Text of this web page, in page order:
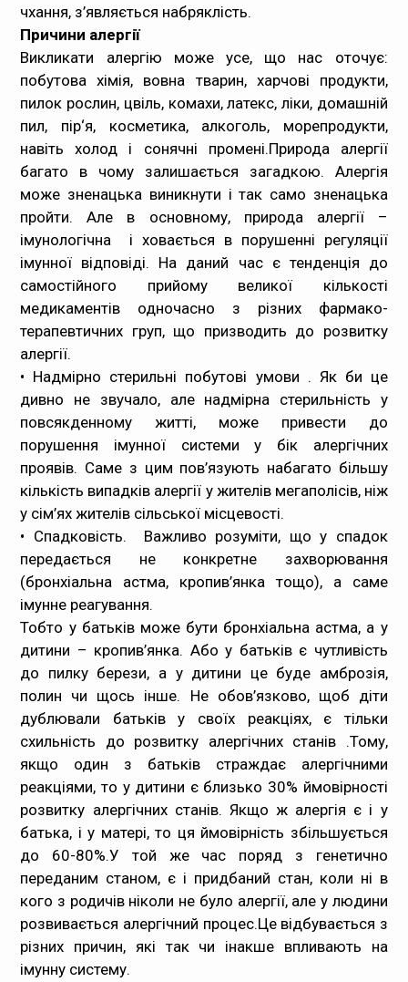
чхання, з’являється набряклість.
Причини алергії
Викликати алергію може усе, що нас оточує:
побутова хімія, вовна тварин, харчові продукти,
пилок рослин, цвіль, комахи, латекс, ліки, домашній
пил, пір‘я, косметика, алкоголь, морепродукти,
навіть холод і сонячні промені.Природа алергії
багато в чому залишається загадкою. Алергія
може зненацька виникнути і так само зненацька
пройти. Але в основному, природа алергії –
імунологічна і ховається в порушенні регуляції
імунної відповіді. На даний час є тенденція до
самостійного прийому великої кількості
медикаментів одночасно з різних фармако-
терапевтичних груп, що призводить до розвитку
алергії.
• Надмірно стерильні побутові умови . Як би це
дивно не звучало, але надмірна стерильність у
повсякденному житті, може привести до
порушення імунної системи у бік алергічних
проявів. Саме з цим пов’язують набагато більшу
кількість випадків алергії у жителів мегаполісів, ніж
у сім’ях жителів сільської місцевості.
• Спадковість. Важливо розуміти, що у спадок
передається не конкретне захворювання
(бронхіальна астма, кропив’янка тощо), а саме
імунне реагування.
Тобто у батьків може бути бронхіальна астма, а у
дитини – кропив’янка. Або у батьків є чутливість
до пилку берези, а у дитини це буде амброзія,
полин чи щось інше. Не обов’язково, щоб діти
дублювали батьків у своїх реакціях, є тільки
схильність до розвитку алергічних станів .Тому,
якщо один з батьків страждає алергічними
реакціями, то у дитини є близько 30% ймовірності
розвитку алергічних станів. Якщо ж алергія є і у
батька, і у матері, то ця ймовірність збільшується
до 60-80%.У той же час поряд з генетично
переданим станом, є і придбаний стан, коли ні в
кого з родичів ніколи не було алергії, але у людини
розвивається алергічний процес.Це відбувається з
різних причин, які так чи інакше впливають на
імунну систему.